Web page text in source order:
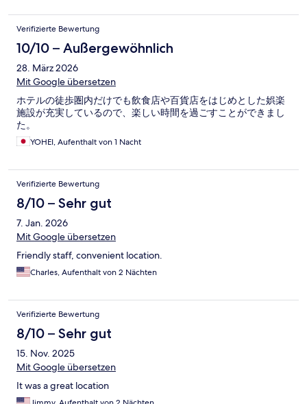
Verifizierte Bewertung
10/10 – Außergewöhnlich
28. März 2026
Mit Google übersetzen
ホテルの徒歩圏内だけでも飲食店や百貨店をはじめとした娯楽
施設が充実しているので、楽しい時間を過ごすことができまし
た。
YOHEI, Aufenthalt von 1 Nacht
Verifizierte Bewertung
8/10 – Sehr gut
7. Jan. 2026
Mit Google übersetzen
Friendly staff, convenient location.
Charles, Aufenthalt von 2 Nächten
Verifizierte Bewertung
8/10 – Sehr gut
15. Nov. 2025
Mit Google übersetzen
It was a great location